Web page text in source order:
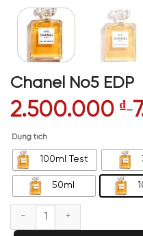
Chanel No5 EDP
2.500.000 ₫–
Dung tích
100ml Test
50ml
Chanel No5 EDP số lượng